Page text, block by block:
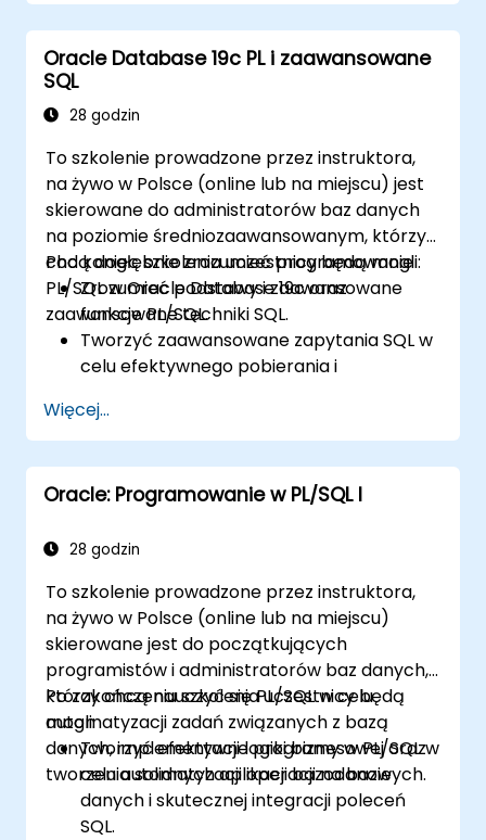
Oracle Database 19c PL i zaawansowane
SQL
28 godzin
To szkolenie prowadzone przez instruktora,
na żywo w Polsce (online lub na miejscu) jest
skierowane do administratorów baz danych
na poziomie średniozaawansowanym, którzy
chcą dogłębnie zrozumieć programowanie
PL/SQL w Oracle Database 19c oraz
zaawansowane techniki SQL.
Pod koniec szkolenia uczestnicy będą mogli:
Zrozumieć podstawy i zaawansowane
funkcje PL/SQL.
Tworzyć zaawansowane zapytania SQL w
celu efektywnego pobierania i
Implementować konstrukcje
programistyczne PL/SQL do zarządzania
danymi i operacjami na bazie danych.
Optymalizować zapytania SQL w celu
Korzystać z zaawansowanych funkcji
zbiorcze i obsługa błędów.
Nauczyć się skutecznie debugować i
zarządzać programami PL/SQL.
Więcej...
Oracle: Programowanie w PL/SQL I
28 godzin
To szkolenie prowadzone przez instruktora,
na żywo w Polsce (online lub na miejscu)
skierowane jest do początkujących
programistów i administratorów baz danych,
którzy chcą nauczyć się PL/SQL w celu
automatyzacji zadań związanych z bazą
danych, implementacji logiki biznesowej oraz
tworzenia solidnych aplikacji bazodanowych.
Po zakończeniu szkolenia uczestnicy będą
mogli:
Tworzyć efektywne programy w PL/SQL w
celu automatyzacji operacji na bazie
danych i skutecznej integracji poleceń
SQL.